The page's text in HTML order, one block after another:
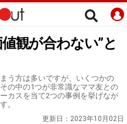
観が合わない”と
う方は多いですが、いくつかの
の中の1つが非常識なママ友との
カスを当て2つの事例を挙げなが
。
更新日： 2023年10月02日